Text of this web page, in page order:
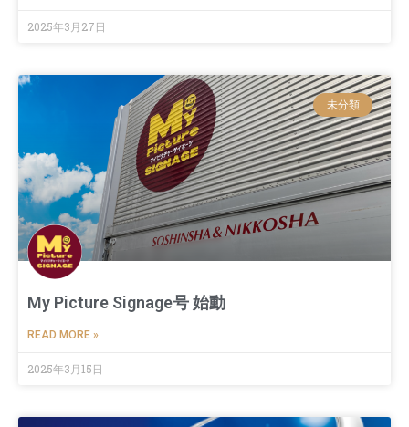
2025年3月27日
未分類
My Picture Signage号 始動
READ MORE »
2025年3月15日